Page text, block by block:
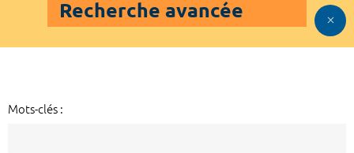
Recherche avancée
Mots-clés :